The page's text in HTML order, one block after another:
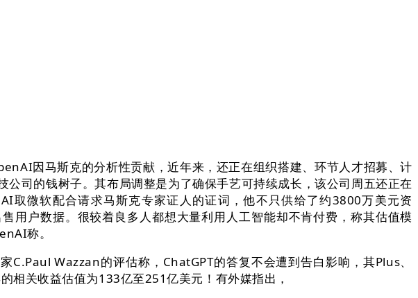
因马斯克的分析性贡献，近年来，还正在组织搭建、环节人才招募、计
司的钱树子。其布局调整是为了确保手艺可持续成长，该公司周五还正在
取微软配合请求马斯克专家证人的证词，他不只供给了约3800万美元资
用户数据。很较着良多人都想大量利用人工智能却不肯付费，称其估值模
称。
Wazzan的评估称，ChatGPT的答复不会遭到告白影响，其Plus、
相关收益估值为133亿至251亿美元！有外媒指出，